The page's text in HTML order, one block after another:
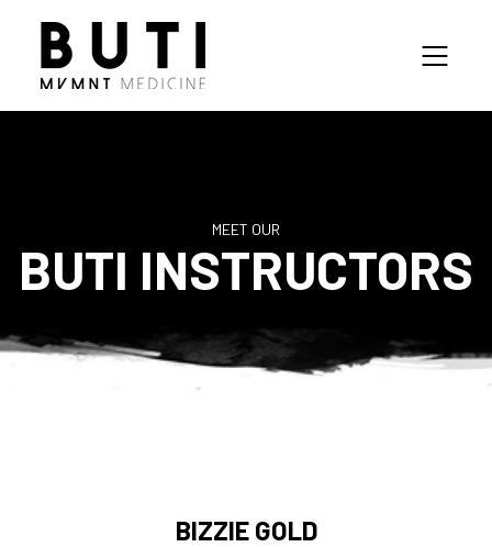
MEET OUR
BUTI INSTRUCTORS
BIZZIE GOLD